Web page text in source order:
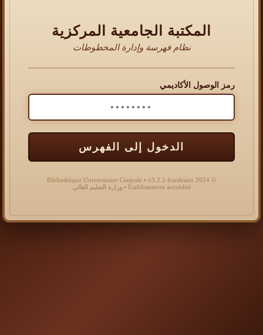
المكتبة الجامعية المركزية
نظام فهرسة وإدارة المخطوطات
رمز الوصول الأكاديمي
الدخول إلى الفهرس
© 2024 Bibliothèque Universitaire Centrale • v3.2.1-bordeaux
Établissement accrédité • وزارة التعليم العالي